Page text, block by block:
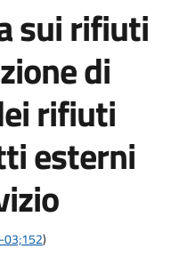
sui rifiuti
di
rifiuti
esterni
03;152)